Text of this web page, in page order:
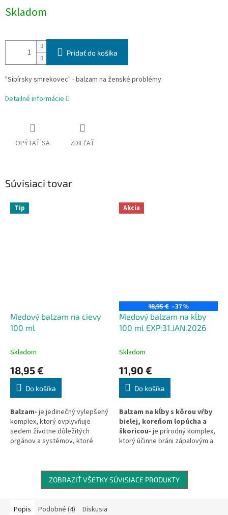
cena:
Skladom
Pridať do košíka
"Sibírsky smrekovec" - balzam na ženské problémy
Detailné informácie
OPÝTAŤ SA ZDIEĽAŤ
Súvisiaci tovar
Tip
Medový balzam na cievy
100 ml
Skladom
18,95 €
Do košíka
Balzam- je jedinečný vylepšený
komplex, ktorý ovplyvňuje
sedem životne dôležitých
orgánov a systémov, ktoré
kapiláry, žily, lymfodrenážny
systém, neuroreflexná regulácia
a dýchací systém). Funkčný stav
dôležitých systémov určuje,
Akcia
18,95 € –37 %
Medový balzam na kĺby
100 ml EXP:31.JAN.2026
Skladom
11,90 €
Do košíka
Balzam na kĺby s kôrou vŕby
bielej, koreňom lopúcha a
škoricou- je prírodný komplex,
ktorý účinne bráni zápalovým a
kĺbov.
ZOBRAZIŤ VŠETKY SÚVISIACE PRODUKTY
Popis Podobné (4) Diskusia